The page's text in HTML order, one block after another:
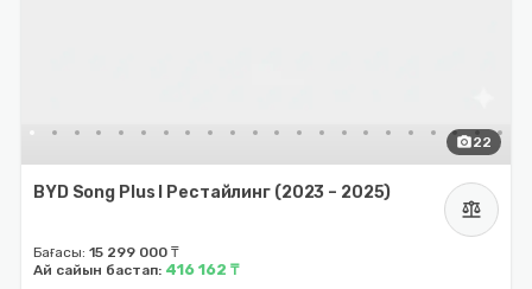
photo_camera22
BYD Song Plus I Рестайлинг (2023 – 2025)
balance
Бағасы: 15 299 000 ₸
Ай сайын бастап: 416 162 ₸